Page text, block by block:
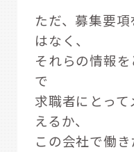
ただ、募集要
はなく、
それらの情報
で
求職者にとっ
えるか、
この会社で働